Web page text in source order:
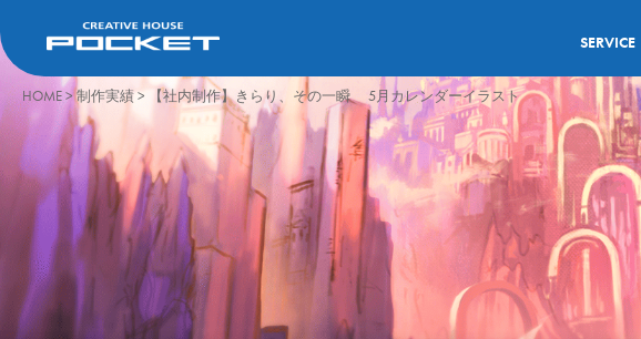
SERVICE
HOME>制作実績> 【社内制作】きらり、その一瞬 5月カレンダーイラスト